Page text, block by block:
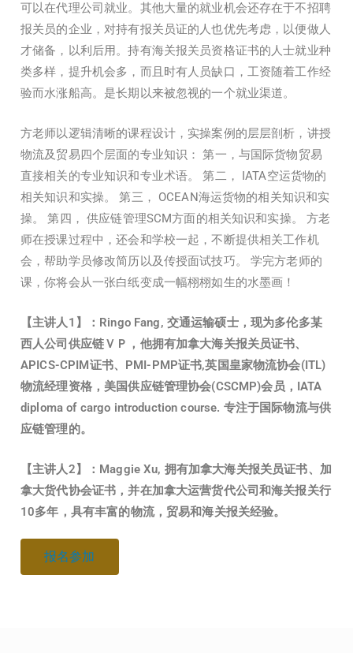
可以在代理公司就业。其他大量的就业机会还存在于不招聘
报关员的企业，对持有报关员证的人也优先考虑，以便做人
才储备，以利后用。持有海关报关员资格证书的人士就业种
类多样，提升机会多，而且时有人员缺口，工资随着工作经
验而水涨船高。是长期以来被忽视的一个就业渠道。
方老师以逻辑清晰的课程设计，实操案例的层层剖析，讲授
物流及贸易四个层面的专业知识： 第一，与国际货物贸易
直接相关的专业知识和专业术语。 第二， IATA空运货物的
相关知识和实操。 第三， OCEAN海运货物的相关知识和实
操。 第四， 供应链管理SCM方面的相关知识和实操。 方老
师在授课过程中，还会和学校一起，不断提供相关工作机
会，帮助学员修改简历以及传授面试技巧。 学完方老师的
课，你将会从一张白纸变成一幅栩栩如生的水墨画！
【主讲人1】：Ringo Fang, 交通运输硕士，现为多伦多某
西人公司供应链ＶＰ，他拥有加拿大海关报关员证书、
APICS-CPIM证书、PMI-PMP证书,英国皇家物流协会(ITL)
物流经理资格，美国供应链管理协会(CSCMP)会员，IATA
diploma of cargo introduction course. 专注于国际物流与供
应链管理的。
【主讲人2】：Maggie Xu, 拥有加拿大海关报关员证书、加
拿大货代协会证书，并在加拿大运营货代公司和海关报关行
10多年，具有丰富的物流，贸易和海关报关经验。
报名参加